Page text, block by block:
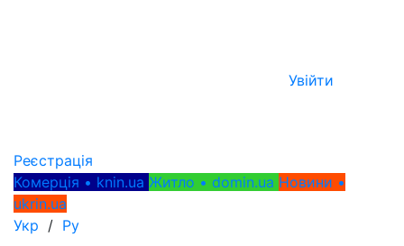
Увійти
Реєстрація
Комерція • knin.ua Житло • domin.ua Новини •
ukrin.ua
Укр / Ру